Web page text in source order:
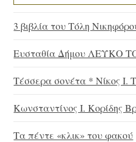
3 βιβλία του Τόλη
Ευσταθία Δήμου ΛΕΥΚΟ
Τέσσερα σονέτα * Νίκος Ι.
Κωνσταντίνος Ι. Κορίδης
Τα πέντε «κλικ» του φακού